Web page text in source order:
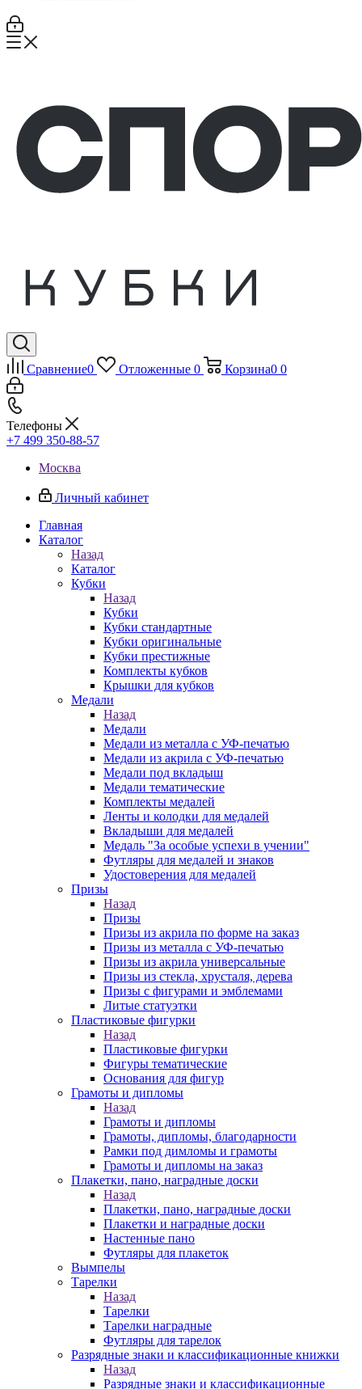
Сравнение0 Отложенные 0 Корзина0 0
Телефоны
+7 499 350-88-57
Москва
Личный кабинет
Главная
Каталог
Назад
Каталог
Кубки
Назад
Кубки
Кубки стандартные
Кубки оригинальные
Кубки престижные
Комплекты кубков
Крышки для кубков
Медали
Назад
Медали
Медали из металла с УФ-печатью
Медали из акрила с УФ-печатью
Медали под вкладыш
Медали тематические
Комплекты медалей
Ленты и колодки для медалей
Вкладыши для медалей
Медаль "За особые успехи в учении"
Футляры для медалей и знаков
Удостоверения для медалей
Призы
Назад
Призы
Призы из акрила по форме на заказ
Призы из металла с УФ-печатью
Призы из акрила универсальные
Призы из стекла, хрусталя, дерева
Призы с фигурами и эмблемами
Литые статуэтки
Пластиковые фигурки
Назад
Пластиковые фигурки
Фигуры тематические
Основания для фигур
Грамоты и дипломы
Назад
Грамоты и дипломы
Грамоты, дипломы, благодарности
Рамки под димломы и грамоты
Грамоты и дипломы на заказ
Плакетки, пано, наградные доски
Назад
Плакетки, пано, наградные доски
Плакетки и наградные доски
Настенные пано
Футляры для плакеток
Вымпелы
Тарелки
Назад
Тарелки
Тарелки наградные
Футляры для тарелок
Разрядные знаки и классификационные книжки
Назад
Разрядные знаки и классификационные